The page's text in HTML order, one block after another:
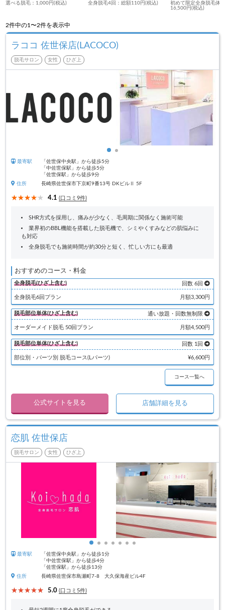
選べる脱毛：1,000円(税込) 全身脱毛4回：総額110円(税込)
初めて限定全身脱毛体
16,500円(税込)
2件中の1〜2件を表示中
ラココ 佐世保店(LACOCO)
脱毛サロン 女性 ひざ上
最寄駅
「佐世保中央駅」から徒歩5分
「中佐世保駅」から徒歩5分
「佐世保駅」から徒歩9分
住所
長崎県佐世保市下京町9番13号 DKビルⅡ 5F
4.1 (口コミ9件)
SHR方式を採用し、痛みが少なく、毛周期に関係なく施術可能
業界初のBBL機能を搭載した脱毛機で、シミやくすみなどの肌悩みに
も対応
全身脱毛でも施術時間が約30分と短く、忙しい方にも最適
おすすめのコース・料金
全身脱毛(ひざ上含む) 回数 6回
全身脱毛6回プラン 月額3,300円
脱毛部位単体(ひざ上含む) 通い放題・回数無制限
オーダーメイド脱毛 50回プラン 月額4,500円
脱毛部位単体(ひざ上含む) 回数 1回
部位別・パーツ別 脱毛コース(Lパーツ) ¥6,600円
コース一覧へ
公式サイトを見る 店舗詳細を見る
恋肌 佐世保店
脱毛サロン 女性 ひざ上
最寄駅
「佐世保中央駅」から徒歩1分
「中佐世保駅」から徒歩4分
「佐世保駅」から徒歩13分
住所
長崎県佐世保市島瀬町7-8 大久保海産ビル4F
5.0 (口コミ5件)